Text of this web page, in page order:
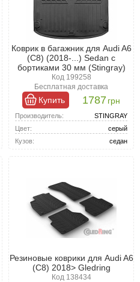
Коврик в багажник для Audi A6
(C8) (2018-...) Sedan с
бортиками 30 мм (Stingray)
Код 199258
Бесплатная доставка
Купить 1787грн
Производитель:
STINGRAY
Цвет:
серый
Кузов:
седан
Резиновые коврики для Audi A6
(C8) 2018> Gledring
Код 138434